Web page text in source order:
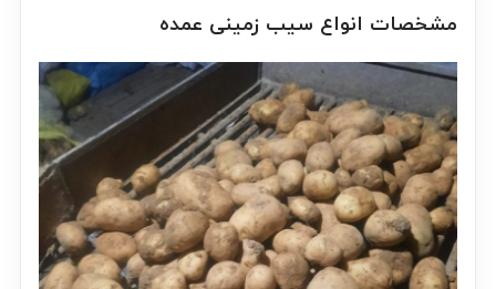
مشخصات انواع سیب زمینی عمده